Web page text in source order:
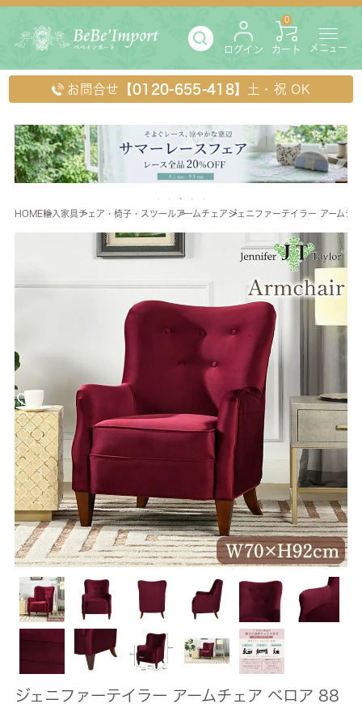
ログイン カート
0
メニュー
お問合せ 【0120-655-418】 土・祝 OK
HOME輸入家具 チェア・椅子・スツールアームチェアジェニファーテイラー アーム
ジェニファーテイラー アームチェア ベロア 88